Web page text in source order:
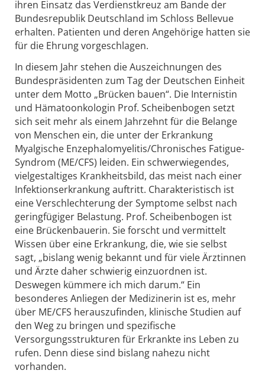
ihren Einsatz das Verdienstkreuz am Bande der
Bundesrepublik Deutschland im Schloss Bellevue
erhalten. Patienten und deren Angehörige hatten sie
für die Ehrung vorgeschlagen.
In diesem Jahr stehen die Auszeichnungen des
Bundespräsidenten zum Tag der Deutschen Einheit
unter dem Motto „Brücken bauen“. Die Internistin
und Hämatoonkologin Prof. Scheibenbogen setzt
sich seit mehr als einem Jahrzehnt für die Belange
von Menschen ein, die unter der Erkrankung
Myalgische Enzephalomyelitis/Chronisches Fatigue-
Syndrom (ME/CFS) leiden. Ein schwerwiegendes,
vielgestaltiges Krankheitsbild, das meist nach einer
Infektionserkrankung auftritt. Charakteristisch ist
eine Verschlechterung der Symptome selbst nach
geringfügiger Belastung. Prof. Scheibenbogen ist
eine Brückenbauerin. Sie forscht und vermittelt
Wissen über eine Erkrankung, die, wie sie selbst
sagt, „bislang wenig bekannt und für viele Ärztinnen
und Ärzte daher schwierig einzuordnen ist.
Deswegen kümmere ich mich darum.“ Ein
besonderes Anliegen der Medizinerin ist es, mehr
über ME/CFS herauszufinden, klinische Studien auf
den Weg zu bringen und spezifische
Versorgungsstrukturen für Erkrankte ins Leben zu
rufen. Denn diese sind bislang nahezu nicht
vorhanden.